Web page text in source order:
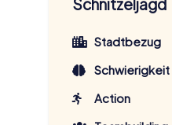
Schnitzeljagd
Stadtbezug
Schwierigkeit
Action